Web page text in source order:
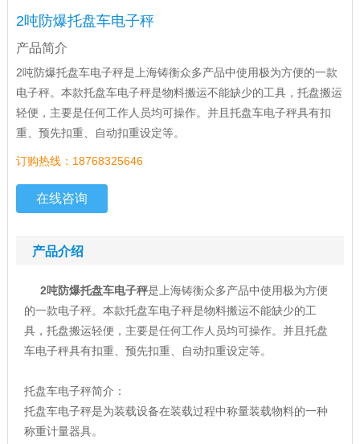
2吨防爆托盘车电子秤
产品简介
2吨防爆托盘车电子秤是上海铸衡众多产品中使用极为方便的一款
电子秤。本款托盘车电子秤是物料搬运不能缺少的工具，托盘搬运
轻便，主要是任何工作人员均可操作。并且托盘车电子秤具有扣
重、预先扣重、自动扣重设定等。
订购热线：18768325646
在线咨询
产品介绍
2吨防爆托盘车电子秤是上海铸衡众多产品中使用极为方便
的一款电子秤。本款托盘车电子秤是物料搬运不能缺少的工
具，托盘搬运轻便，主要是任何工作人员均可操作。并且托盘
车电子秤具有扣重、预先扣重、自动扣重设定等。
托盘车电子秤简介：
托盘车电子秤是为装载设备在装载过程中称量装载物料的一种
称重计量器具。